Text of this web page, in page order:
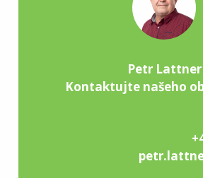
Petr Lattner
Kontaktujte našeho